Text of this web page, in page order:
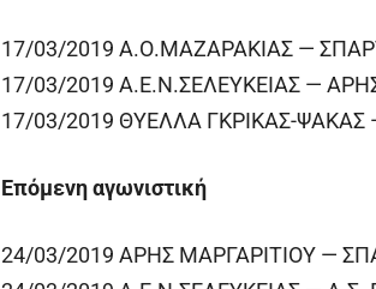
17/03/2019 Α.Ο.ΜΑΖΑΡΑΚΙΑΣ —
17/03/2019 Α.Ε.Ν.ΣΕΛΕΥΚΕΙΑΣ —
17/03/2019 ΘΥΕΛΛΑ ΓΚΡΙΚΑΣ-
Επόμενη αγωνιστική
24/03/2019 ΑΡΗΣ ΜΑΡΓΑΡΙΤΙΟΥ —